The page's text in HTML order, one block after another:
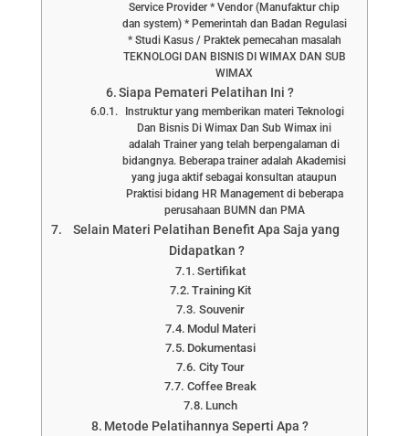
Service Provider * Vendor (Manufaktur chip
dan system) * Pemerintah dan Badan Regulasi
* Studi Kasus / Praktek pemecahan masalah
TEKNOLOGI DAN BISNIS DI WIMAX DAN SUB
WIMAX
Siapa Pemateri Pelatihan Ini ?
Instruktur yang memberikan materi Teknologi
Dan Bisnis Di Wimax Dan Sub Wimax ini
adalah Trainer yang telah berpengalaman di
bidangnya. Beberapa trainer adalah Akademisi
yang juga aktif sebagai konsultan ataupun
Praktisi bidang HR Management di beberapa
perusahaan BUMN dan PMA
Selain Materi Pelatihan Benefit Apa Saja yang
Didapatkan ?
Sertifikat
Training Kit
Souvenir
Modul Materi
Dokumentasi
City Tour
Coffee Break
Lunch
Metode Pelatihannya Seperti Apa ?